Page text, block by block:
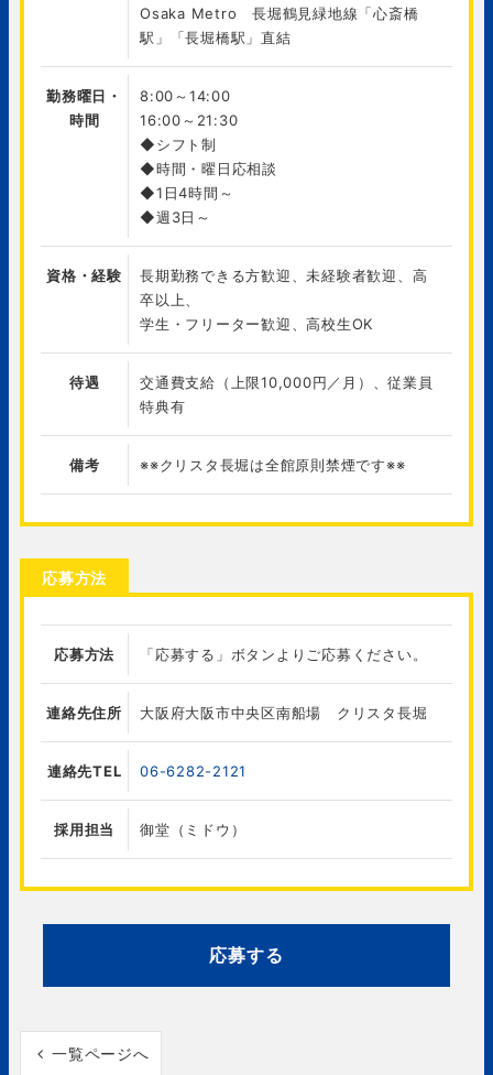
Osaka Metro 長堀鶴見緑地線「心斎橋
駅」「長堀橋駅」直結
勤務曜日・
時間
8:00～14:00
16:00～21:30
◆シフト制
◆時間・曜日応相談
◆1日4時間～
◆週3日～
資格・経験
長期勤務できる方歓迎、未経験者歓迎、高
卒以上、
学生・フリーター歓迎、高校生OK
待遇
交通費支給（上限10,000円／月）、従業員
特典有
備考 ※※クリスタ長堀は全館原則禁煙です※※
応募方法
応募方法 「応募する」ボタンよりご応募ください。
連絡先住所 大阪府大阪市中央区南船場 クリスタ長堀
連絡先TEL 06-6282-2121
採用担当 御堂（ミドウ）
応募する
一覧ページへ